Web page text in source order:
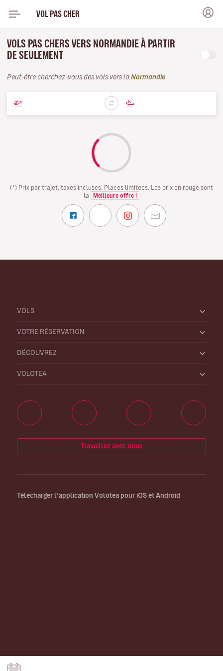
VOL PAS CHER
VOLS PAS CHERS VERS NORMANDIE À PARTIR
DE SEULEMENT
Peut-être cherchez-vous des vols vers la Normandie
(*) Prix par trajet, taxes incluses. Places limitées. Les prix en rouge sont
la
Meilleure offre !
VOLS
VOTRE RÉSERVATION
DÉCOUVREZ
VOLOTEA
Travaillez avec nous
Télécharger l’application Volotea pour iOS et Android